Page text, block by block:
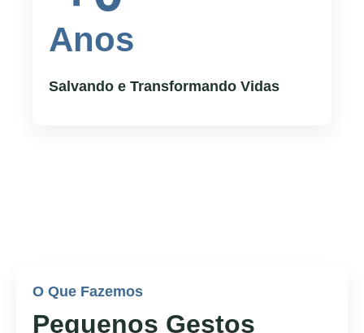
Anos
Salvando e Transformando Vidas
O Que Fazemos
Pequenos Gestos